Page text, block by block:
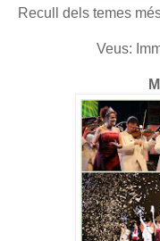
Recull dels temes
Veus: